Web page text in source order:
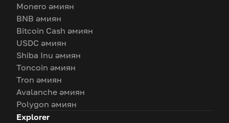
Monero әмиян
BNB әмиян
Bitcoin Cash әмиян
USDC әмиян
Shiba Inu әмиян
Toncoin әмиян
Tron әмиян
Avalanche әмиян
Polygon әмиян
Explorer